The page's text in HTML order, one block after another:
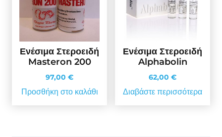
Ενέσιμα Στεροειδή
Masteron 200
97,00 €
Προσθήκη στο καλάθι
Ενέσιμα Στεροειδή
Alphabolin
62,00 €
Διαβάστε περισσότερα